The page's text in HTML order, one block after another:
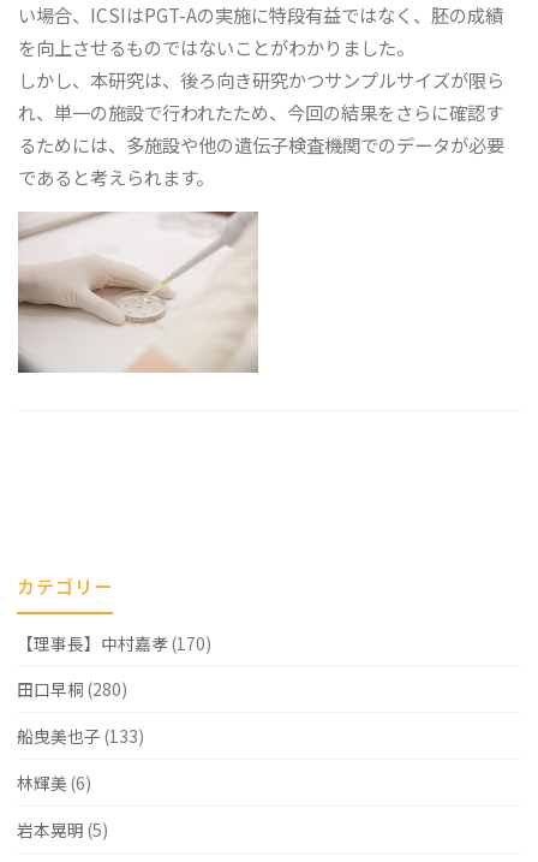
い場合、ICSIはPGT-Aの実施に特段有益ではなく、胚の成績
を向上させるものではないことがわかりました。
しかし、本研究は、後ろ向き研究かつサンプルサイズが限ら
れ、単一の施設で行われたため、今回の結果をさらに確認す
るためには、多施設や他の遺伝子検査機関でのデータが必要
であると考えられます。
カテゴリー
【理事長】中村嘉孝(170)
田口早桐 (280)
船曳美也子 (133)
林輝美 (6)
岩本晃明 (5)